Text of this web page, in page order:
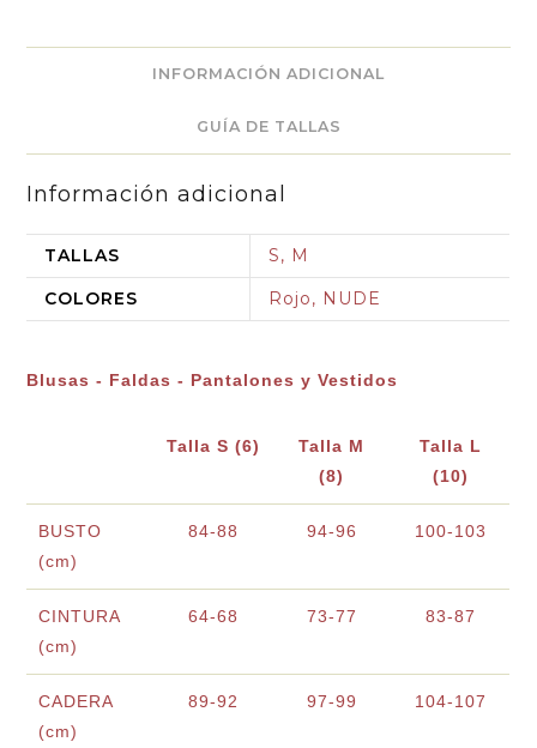
INFORMACIÓN ADICIONAL
GUÍA DE TALLAS
Información adicional
TALLAS
S, M
COLORES
Rojo, NUDE
Blusas - Faldas - Pantalones y Vestidos
Talla S (6)
Talla M
(8)
Talla L
(10)
BUSTO
(cm)
84-88 94-96 100-103
CINTURA
(cm)
64-68 73-77 83-87
CADERA
(cm)
89-92 97-99 104-107